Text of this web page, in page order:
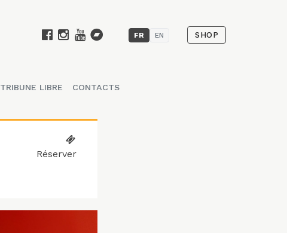
FR EN SHOP
TRIBUNE LIBRE CONTACTS
Réserver